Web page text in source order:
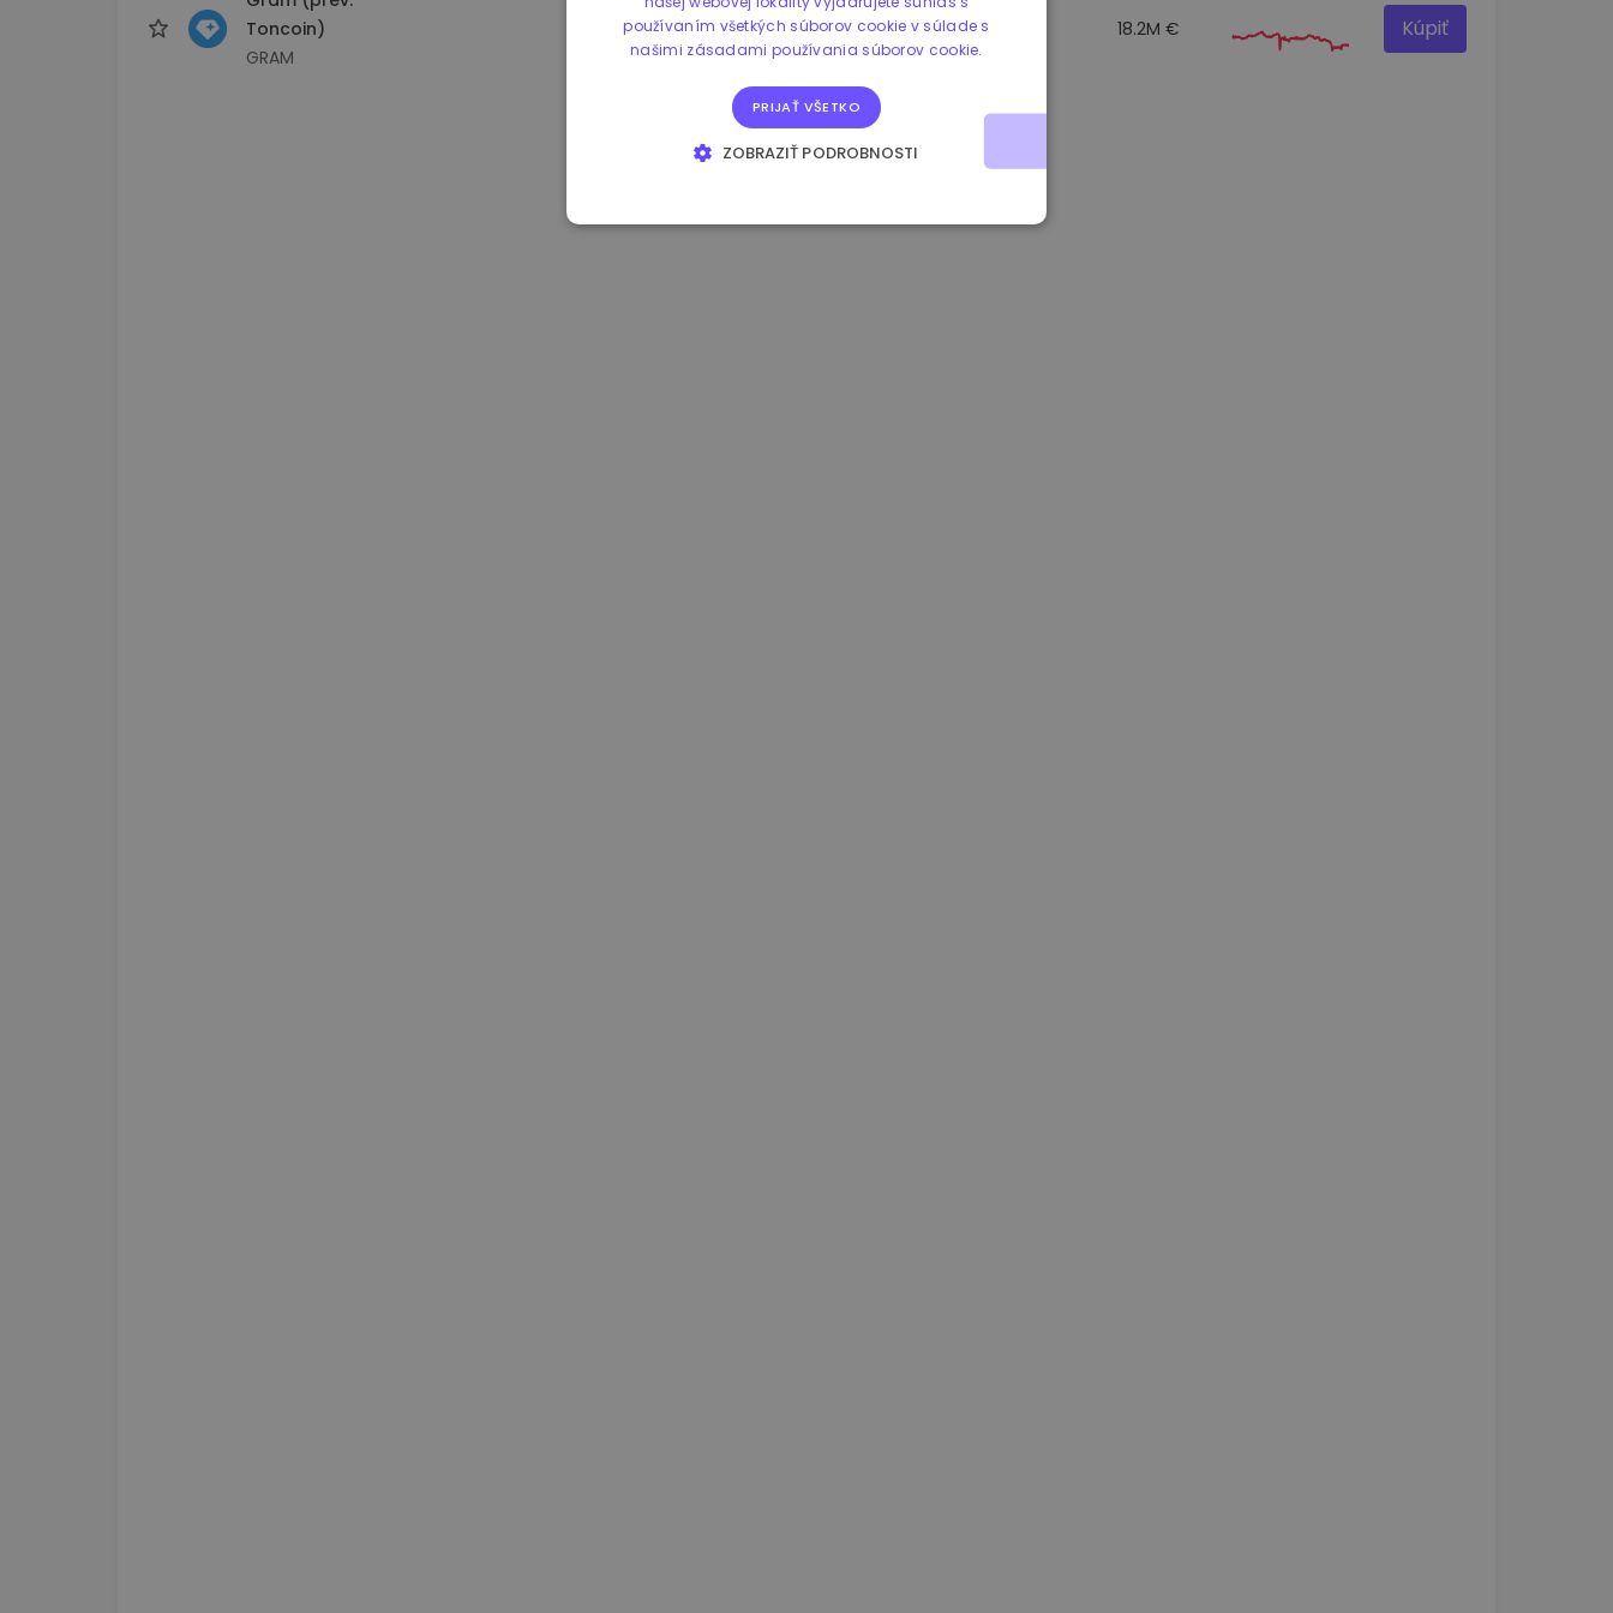
Toncoin)
GRAM
1.170000 € +2.60% 3.2B € 18.2M € Kúpiť
používaním všetkých súborov cookie v súlade s
našimi zásadami používania súborov cookie.
PRIJAŤ VŠETKO
ZOBRAZIŤ PODROBNOSTI